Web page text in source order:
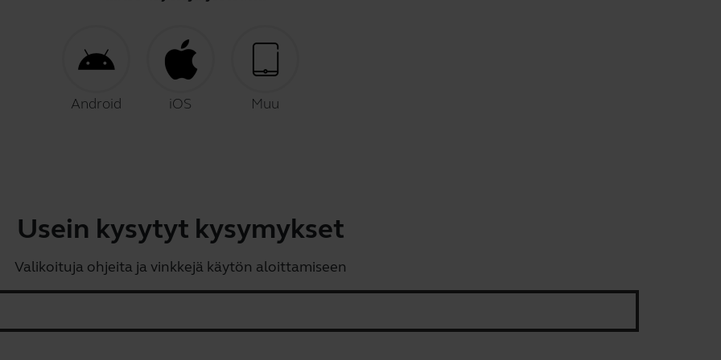
Android iOS Muu
Usein kysytyt kysymykset
Valikoituja ohjeita ja vinkkejä käytön aloittamiseen